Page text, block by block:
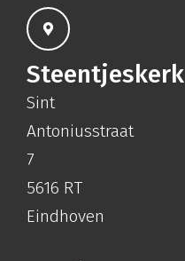
Steentjeskerk
Sint
Antoniusstraat
7
5616 RT
Eindhoven